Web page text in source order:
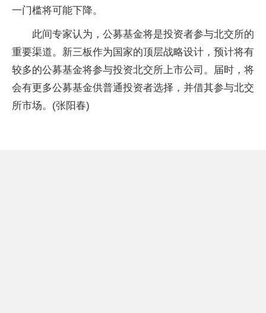
一门槛将可能下降。
此间专家认为，公募基金将是投资者参与北交所的
重要渠道。新三板作为国家的顶层战略设计，预计将有
较多的公募基金将参与投资北交所上市公司。届时，将
会有更多公募基金供普通投资者选择，并借其参与北交
所市场。(张阳春)